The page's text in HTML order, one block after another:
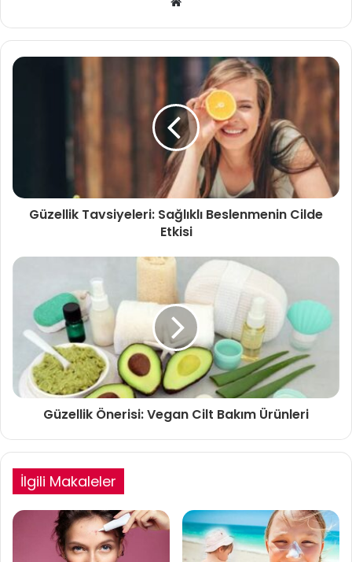
Güzellik Tavsiyeleri: Sağlıklı Beslenmenin Cilde
Etkisi
Güzellik Önerisi: Vegan Cilt Bakım Ürünleri
İlgili Makaleler